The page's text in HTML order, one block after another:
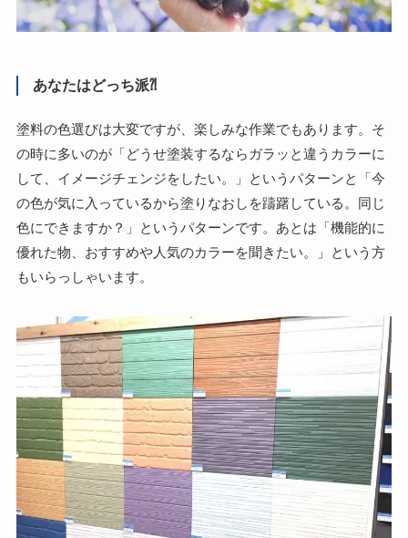
あなたはどっち派⁈
塗料の色選びは大変ですが、楽しみな作業でもあります。そ
の時に多いのが「どうせ塗装するならガラッと違うカラーに
して、イメージチェンジをしたい。」というパターンと「今
の色が気に入っているから塗りなおしを躊躇している。同じ
色にできますか？」というパターンです。あとは「機能的に
優れた物、おすすめや人気のカラーを聞きたい。」という方
もいらっしゃいます。